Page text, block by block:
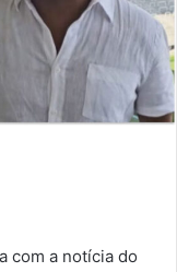
com a notícia do